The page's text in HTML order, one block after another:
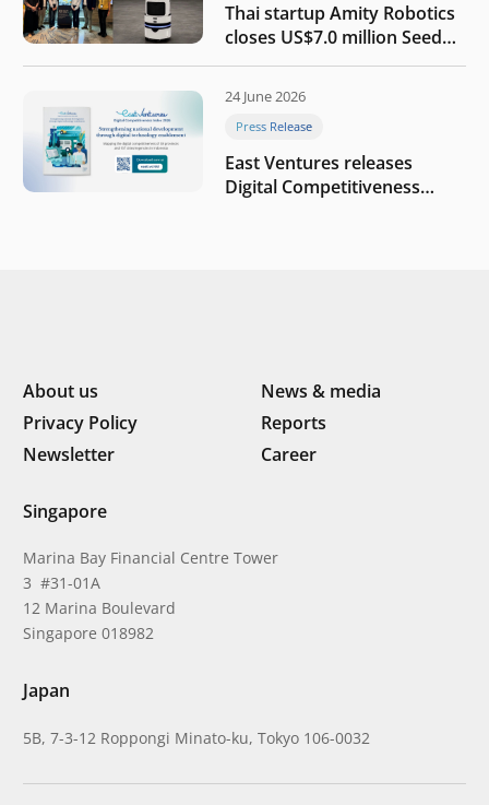
Thai startup Amity Robotics
closes US$7.0 million Seed
round to build a globally
company
24 June 2026
Press Release
East Ventures releases
Digital Competitiveness
About us
News & media
Privacy Policy
Reports
Newsletter
Career
Singapore
Marina Bay Financial Centre Tower
3 #31-01A
12 Marina Boulevard
Singapore 018982
Japan
5B, 7-3-12 Roppongi Minato-ku, Tokyo 106-0032